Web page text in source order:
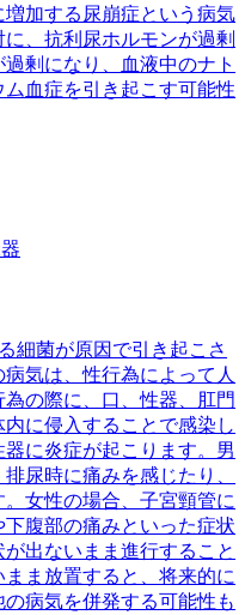
加する尿崩症という病気
、抗利尿ホルモンが過剰
剰になり、血液中のナト
血症を引き起こす可能性
細菌が原因で引き起こさ
気は、性行為によって人
の際に、口、性器、肛門
に侵入することで感染し
に炎症が起こります。男
尿時に痛みを感じたり、
女性の場合、子宮頸管に
腹部の痛みといった症状
出ないまま進行すること
ま放置すると、将来的に
病気を併発する可能性も